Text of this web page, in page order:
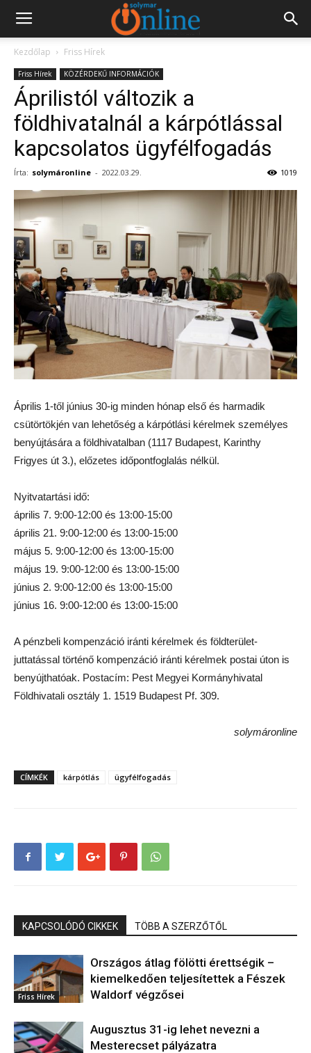
Kezdőlap Friss Hírek
Friss Hírek KÖZÉRDEKŰ INFORMÁCIÓK
Áprilistól változik a
földhivatalnál a kárpótlással
kapcsolatos ügyfélfogadás
Írta: solymáronline - 2022.03.29. 1019
Április 1-től június 30-ig minden hónap első és harmadik
csütörtökjén van lehetőség a kárpótlási kérelmek személyes
benyújtására a földhivatalban (1117 Budapest, Karinthy
Frigyes út 3.), előzetes időpontfoglalás nélkül.
Nyitvatartási idő:
április 7. 9:00-12:00 és 13:00-15:00
április 21. 9:00-12:00 és 13:00-15:00
május 5. 9:00-12:00 és 13:00-15:00
május 19. 9:00-12:00 és 13:00-15:00
június 2. 9:00-12:00 és 13:00-15:00
június 16. 9:00-12:00 és 13:00-15:00
A pénzbeli kompenzáció iránti kérelmek és földterület-
juttatással történő kompenzáció iránti kérelmek postai úton is
benyújthatóak. Postacím: Pest Megyei Kormányhivatal
Földhivatali osztály 1. 1519 Budapest Pf. 309.
solymáronline
CÍMKÉK kárpótlás ügyfélfogadás
KAPCSOLÓDÓ CIKKEK TÖBB A SZERZŐTŐL
Friss Hírek
Országos átlag fölötti érettségik –
kiemelkedően teljesítettek a Fészek
Waldorf végzősei
Augusztus 31-ig lehet nevezni a
Mesterecset pályázatra